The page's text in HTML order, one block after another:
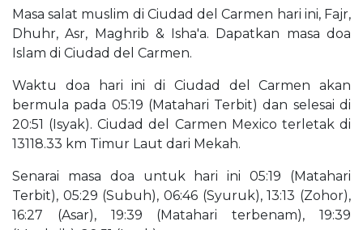
Masa salat muslim di Ciudad del Carmen hari ini, Fajr,
Dhuhr, Asr, Maghrib & Isha'a. Dapatkan masa doa
Islam di Ciudad del Carmen.
Waktu doa hari ini di Ciudad del Carmen akan
bermula pada 05:19 (Matahari Terbit) dan selesai di
20:51 (Isyak). Ciudad del Carmen Mexico terletak di
13118.33 km Timur Laut dari Mekah.
Senarai masa doa untuk hari ini 05:19 (Matahari
Terbit), 05:29 (Subuh), 06:46 (Syuruk), 13:13 (Zohor),
16:27 (Asar), 19:39 (Matahari terbenam), 19:39